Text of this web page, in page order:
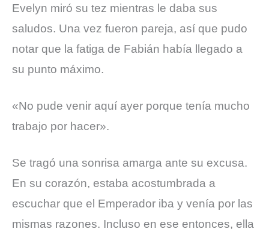
Evelyn miró su tez mientras le daba sus
saludos. Una vez fueron pareja, así que pudo
notar que la fatiga de Fabián había llegado a
su punto máximo.
«No pude venir aquí ayer porque tenía mucho
trabajo por hacer».
Se tragó una sonrisa amarga ante su excusa.
En su corazón, estaba acostumbrada a
escuchar que el Emperador iba y venía por las
mismas razones. Incluso en ese entonces, ella